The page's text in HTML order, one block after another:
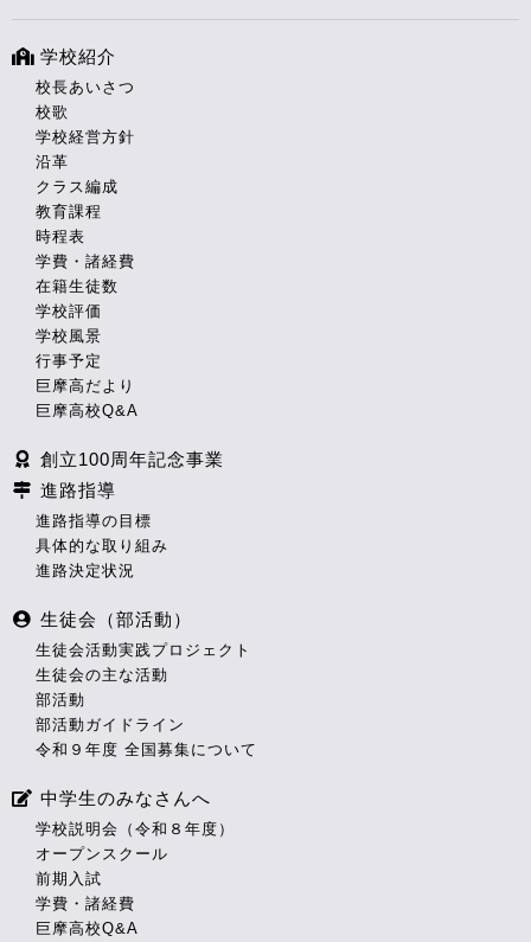
学校紹介
校長あいさつ
校歌
学校経営方針
沿革
クラス編成
教育課程
時程表
学費・諸経費
在籍生徒数
学校評価
学校風景
行事予定
巨摩高だより
巨摩高校Q&A
創立100周年記念事業
進路指導
進路指導の目標
具体的な取り組み
進路決定状況
生徒会（部活動）
生徒会活動実践プロジェクト
生徒会の主な活動
部活動
部活動ガイドライン
令和９年度 全国募集について
中学生のみなさんへ
学校説明会（令和８年度）
オープンスクール
前期入試
学費・諸経費
巨摩高校Q&A